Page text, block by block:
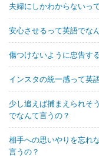
夫婦にしかわからないっ
安心させるって英語でな
傷つけないように忠告す
インスタの統一感って英
少し追えば捕まえられそ
でなんて言うの？
相手への思いやりを忘れ
言うの？